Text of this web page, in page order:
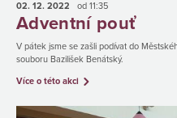
02. 12. 2022 od 11:35
Adventní pouť
V pátek jsme se zašli podívat do
souboru Bazilišek Benátský.
Více o této akci